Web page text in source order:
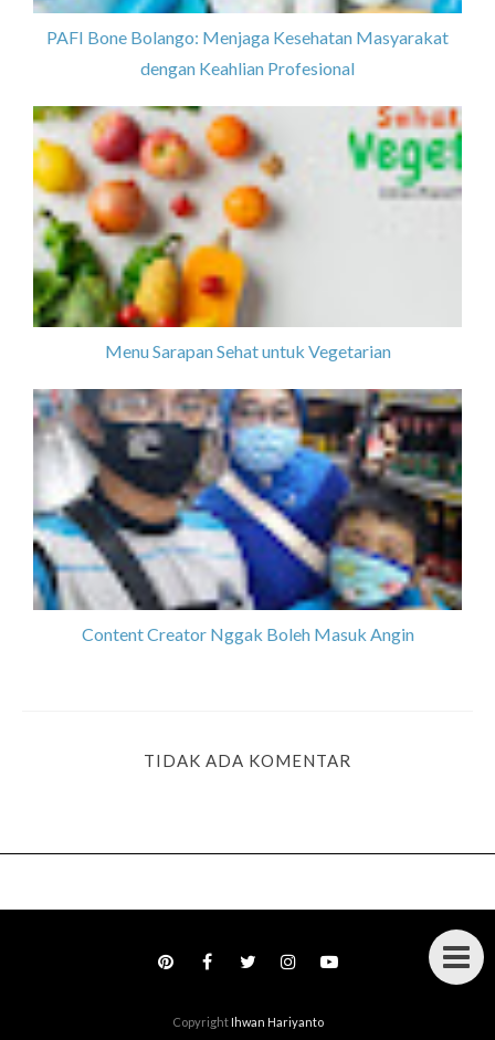
PAFI Bone Bolango: Menjaga Kesehatan Masyarakat
dengan Keahlian Profesional
Menu Sarapan Sehat untuk Vegetarian
Content Creator Nggak Boleh Masuk Angin
TIDAK ADA KOMENTAR
Copyright Ihwan Hariyanto